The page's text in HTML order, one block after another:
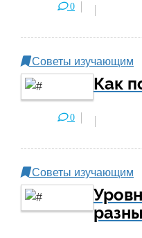
0
Советы изучающим
Как
0
Советы изучающим